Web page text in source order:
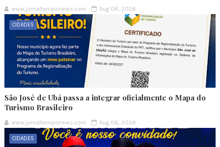
www.jornaltemponews.com Aug 06, 2026
CIDADES
São José de Ubá passa a integrar oficialmente o Mapa do
Turismo Brasileiro
www.jornaltemponews.com Aug 06, 2026
CIDADES